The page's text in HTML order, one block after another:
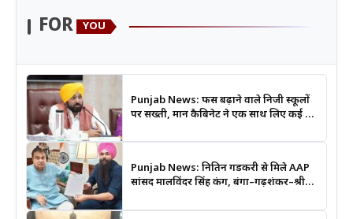
FOR YOU
Punjab News: फीस बढ़ाने वाले निजी स्कूलों
पर सख्ती, मान कैबिनेट ने एक साथ लिए कई बड़े
Punjab News: नितिन गडकरी से मिले AAP
सांसद मालविंदर सिंह कंग, बंगा–गढ़शंकर–श्री
बनाने की उठाई मांग